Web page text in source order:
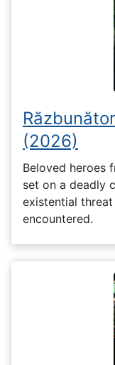
(2026)
Beloved heroes
set on a deadly
existential
encountered.